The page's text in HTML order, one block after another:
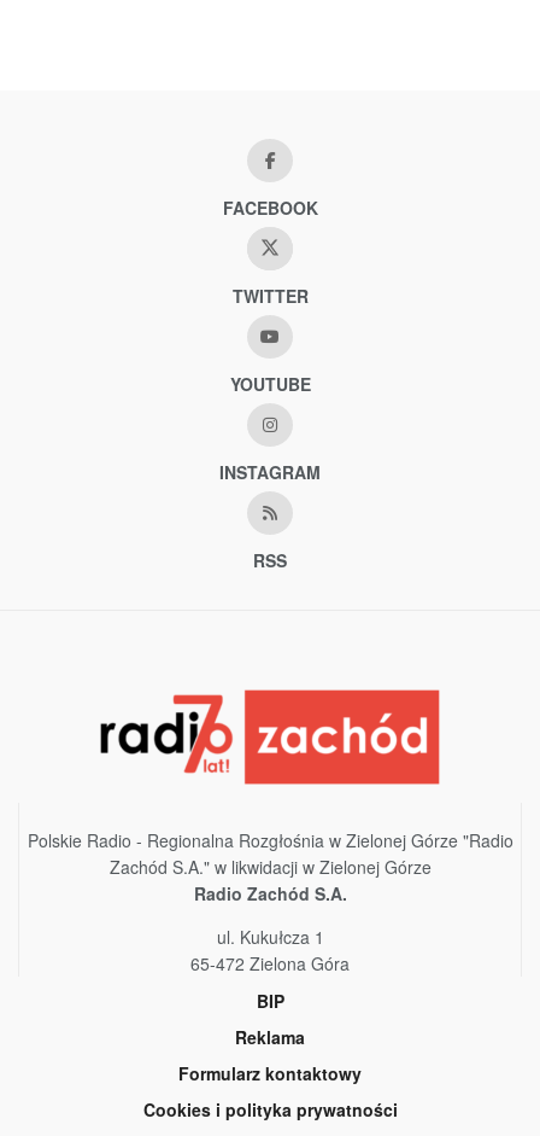
FACEBOOK
TWITTER
YOUTUBE
INSTAGRAM
RSS
Polskie Radio - Regionalna Rozgłośnia w Zielonej Górze "Radio
Zachód S.A." w likwidacji w Zielonej Górze
Radio Zachód S.A.
ul. Kukułcza 1
65-472 Zielona Góra
BIP
Reklama
Formularz kontaktowy
Cookies i polityka prywatności